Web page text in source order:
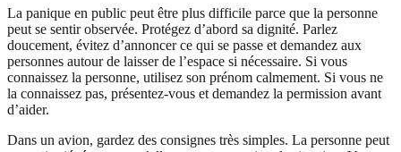
La panique en public peut être plus difficile parce que la personne
peut se sentir observée. Protégez d’abord sa dignité. Parlez
doucement, évitez d’annoncer ce qui se passe et demandez aux
personnes autour de laisser de l’espace si nécessaire. Si vous
connaissez la personne, utilisez son prénom calmement. Si vous ne
la connaissez pas, présentez-vous et demandez la permission avant
d’aider.
Dans un avion, gardez des consignes très simples. La personne peut